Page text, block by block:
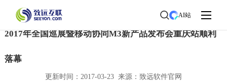
AI站
首页>了解致远>新闻中心
2017年全国巡展暨移动协同M3新产品发布会重庆站顺利
落幕
更新时间：2017-03-23 来源：致远软件官网